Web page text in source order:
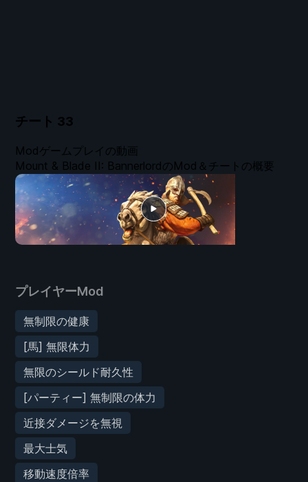
チート 33
プレイヤーMod
無制限の健康
[馬] 無限体力
無限のシールド耐久性
[パーティー] 無制限の体力
近接ダメージを無視
最大士気
移動速度倍率
Modゲームプレイの動画
Mount & Blade II: BannerlordのMod＆チートの概要